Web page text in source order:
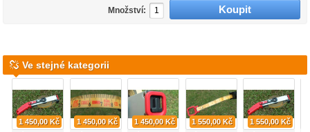
Množství:
Ve stejné kategorii
1 450,00 Kč 1 450,00 Kč 1 450,00 Kč 1 550,00 Kč 1 550,00 Kč